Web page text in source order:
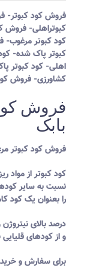
فروش کود کبوتر-
کبوتراهلی- فروش
کود کبوتر
کبوتر پاک شده-
اهلی- کود کبوتر
کشاورزی- فروش
فروش
بابک
فروش کود کبوتر
کود کبوتر از مواد
نسبت به سایر
را بعنوان یک کود
درصد بالای
و از کودهای
برای سفارش و